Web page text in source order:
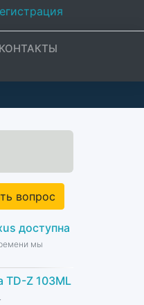
КОНТАКТЫ
вопрос
доступна
мы
TD-Z 103ML